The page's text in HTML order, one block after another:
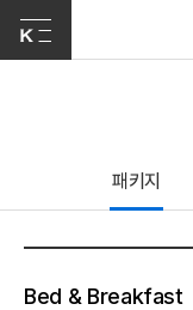
패키지
Bed & Breakfast